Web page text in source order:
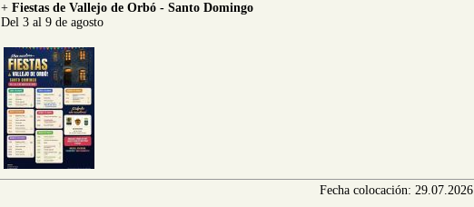
+ Fiestas de Vallejo de Orbó - Santo Domingo
Del 3 al 9 de agosto
Fecha colocación: 29.07.2026